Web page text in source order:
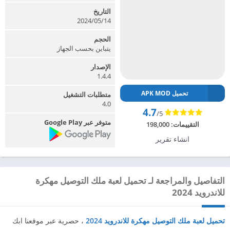
تحميل APK MOD
4.7/5
التقييمات:198,000
انشاء تقرير
التاريخ
2024/05/14
الحجم
يتباين بحسب الجهاز
الإصدار
1.4.4
متطلبات التشغيل
4.0
متوفر عبر Google Play
التفاصيل والمراجعة لـ تحميل لعبة ملك التوصيل مهكرة
للاندرويد 2024
تحميل لعبة ملك التوصيل مهكرة للاندرويد 2024
، حصرية عبر موقعنا ابك